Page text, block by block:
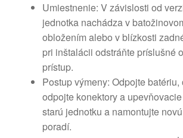
Umiestnenie: V závislosti od
jednotka nachádza v
obložením alebo v blízkosti
pri inštalácii odstráňte príslušné
prístup.
Postup výmeny: Odpojte batériu,
odpojte konektory a
starú jednotku a namontujte
poradí.